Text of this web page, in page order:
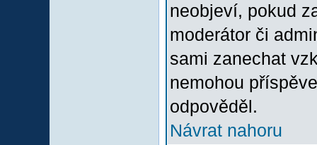
neobjeví, pokud
moderátor či
sami zanechat
nemohou
odpověděl.
Návrat nahoru